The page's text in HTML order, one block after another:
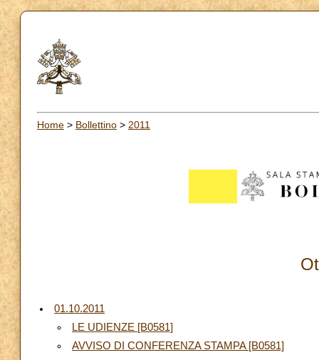
Home > Bollettino > 2011
01.10.2011
LE UDIENZE [B0581]
AVVISO DI CONFERENZA STAMPA [B0581]